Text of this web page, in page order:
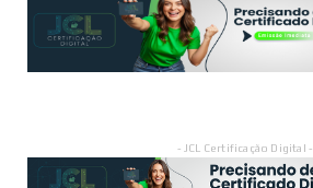
- JCL Certificação Digital -